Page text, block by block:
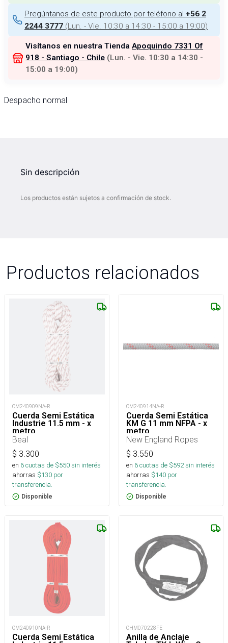
Pregúntanos de este producto por teléfono al +56 2
2244 3777 (Lun. - Vie. 10:30 a 14:30 - 15:00 a 19:00)
Visítanos en nuestra Tienda Apoquindo 7331 Of
918 - Santiago - Chile (Lun. - Vie. 10:30 a 14:30 -
15:00 a 19:00)
Despacho normal
Sin descripción
Los productos están sujetos a confirmación de stock.
Productos relacionados
CM240909NA-R
Cuerda Semi Estática
Industrie 11.5 mm - x
metro
Beal
$ 3.300
en 6cuotas de $550sin interés
ahorras $130 por
transferencia.
Disponible
CM240914NA-R
Cuerda Semi Estática
KM G 11 mm NFPA - x
metro
New England Ropes
$ 3.550
en 6cuotas de $592sin interés
ahorras $140 por
transferencia.
Disponible
CM240910NA-R
Cuerda Semi Estática
CHM070228FE
Anilla de Anclaje